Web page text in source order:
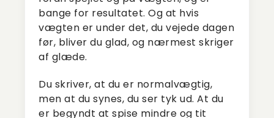
bange for resultatet. Og at hvis
vægten er under det, du vejede dagen
før, bliver du glad, og nærmest skriger
af glæde.
Du skriver, at du er normalvægtig,
men at du synes, du ser tyk ud. At du
er begyndt at spise mindre og tit